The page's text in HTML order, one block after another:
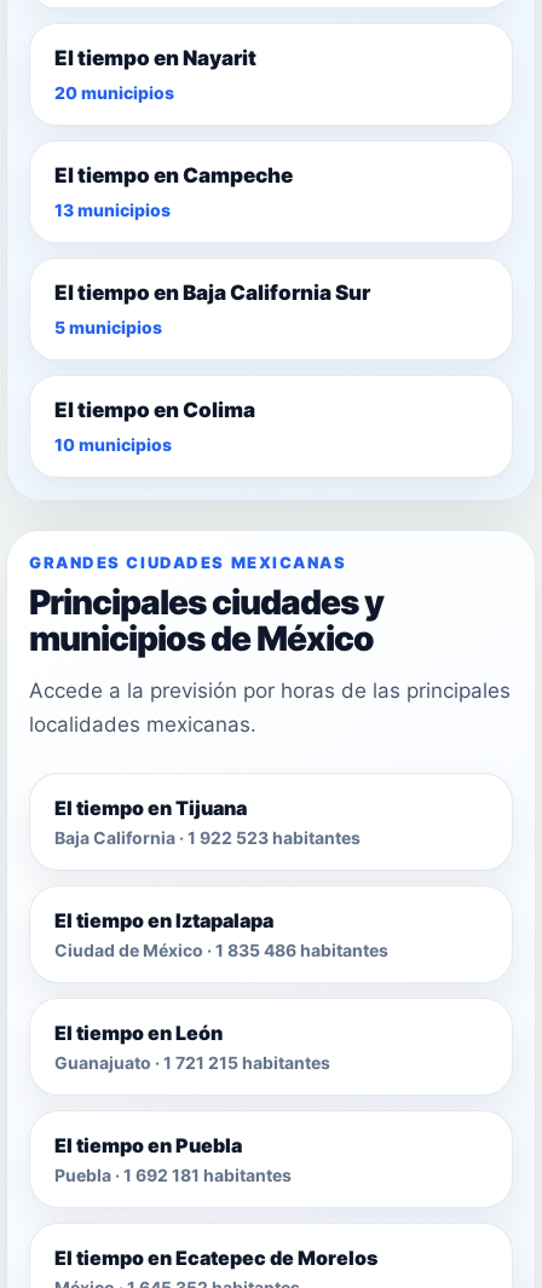
El tiempo en Nayarit
20 municipios
El tiempo en Campeche
13 municipios
El tiempo en Baja California Sur
5 municipios
El tiempo en Colima
10 municipios
GRANDES CIUDADES MEXICANAS
Principales ciudades y
municipios de México
Accede a la previsión por horas de las principales
localidades mexicanas.
El tiempo en Tijuana
Baja California · 1 922 523 habitantes
El tiempo en Iztapalapa
Ciudad de México · 1 835 486 habitantes
El tiempo en León
Guanajuato · 1 721 215 habitantes
El tiempo en Puebla
Puebla · 1 692 181 habitantes
El tiempo en Ecatepec de Morelos